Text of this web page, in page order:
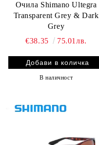
Очила Shimano Ultegra
Transparent Grey & Dark
Grey
€38.35
75.01лв.
В наличност